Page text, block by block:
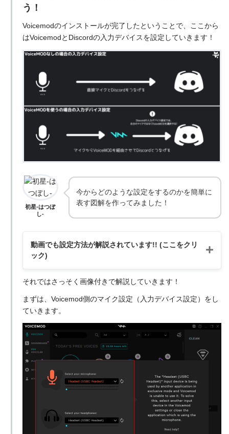
う！
Voicemodのインストールが完了したということで、ここから
はVoicemodとDiscordの入力デバイスを設定していきます！
初星-はつぼ
し-
今からどのような設定をするのかを簡単に
表す図解を作ってみました！
動画でも設定方法が解説されています!! (ここをクリ
ック)
初星-はつぼ
し-
ただしこちらの動画はインストール方法は
解説されておらず、
の連携設定方法のみの説明
となるので、ご
それではさっそく画像付きで解説していきます！
まずは、Voicemod側のマイク設定（入力デバイス設定）をし
ていきます。